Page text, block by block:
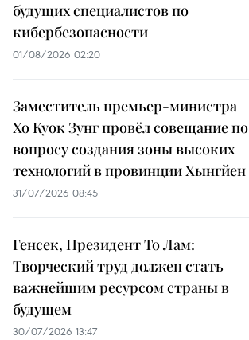
будущих специалистов по
кибербезопасности
01/08/2026 02:20
Заместитель премьер-министра
Хо Куок Зунг провёл совещание по
вопросу создания зоны высоких
технологий в провинции Хынгйен
31/07/2026 08:45
Генсек, Президент То Лам:
Творческий труд должен стать
важнейшим ресурсом страны в
будущем
30/07/2026 13:47